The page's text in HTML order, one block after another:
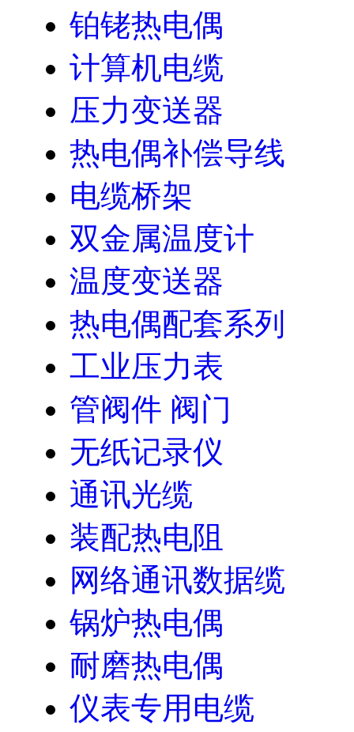
铂铑热电偶
计算机电缆
压力变送器
热电偶补偿导线
电缆桥架
双金属温度计
温度变送器
热电偶配套系列
工业压力表
管阀件 阀门
无纸记录仪
通讯光缆
装配热电阻
网络通讯数据缆
锅炉热电偶
耐磨热电偶
仪表专用电缆